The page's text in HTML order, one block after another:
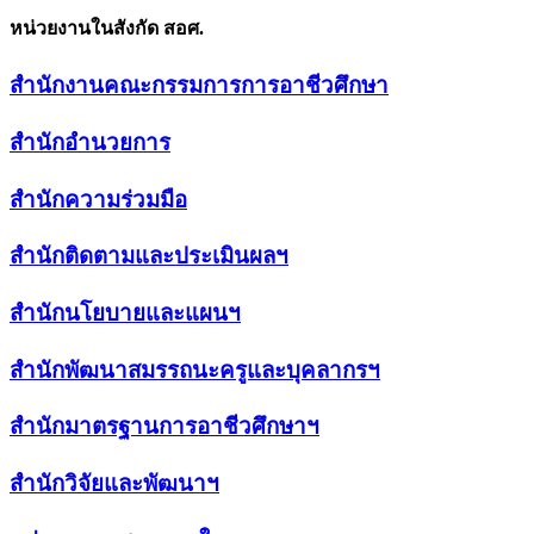
หน่วยงานในสังกัด สอศ.
สำนักงานคณะกรรมการการอาชีวศึกษา
สำนักอำนวยการ
สำนักความร่วมมือ
สำนักติดตามและประเมินผลฯ
สำนักนโยบายและแผนฯ
สำนักพัฒนาสมรรถนะครูและบุคลากรฯ
สำนักมาตรฐานการอาชีวศึกษาฯ
สำนักวิจัยและพัฒนาฯ